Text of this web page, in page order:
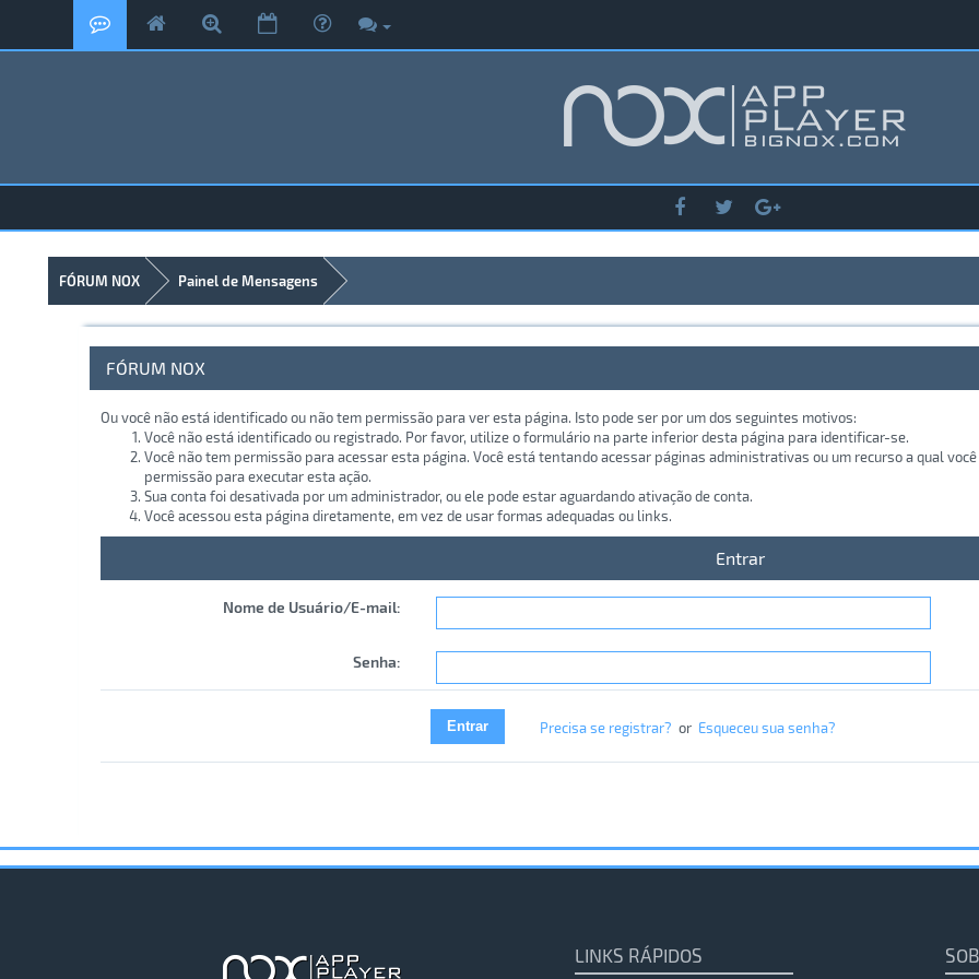
FÓRUM NOX Painel de Mensagens
FÓRUM NOX
Ou você não está identificado ou não tem permissão para ver esta página. Isto pode ser por um dos seguintes motivos:
Você não está identificado ou registrado. Por favor, utilize o formulário na parte inferior desta página para identificar-se.
Você não tem permissão para acessar esta página. Você está tentando acessar páginas administrativas ou um recurso a qual
permissão para executar esta ação.
Sua conta foi desativada por um administrador, ou ele pode estar aguardando ativação de conta.
Você acessou esta página diretamente, em vez de usar formas adequadas ou links.
Entrar
Nome de Usuário/E-mail:
Senha:
Precisa se registrar? or Esqueceu sua senha?
LINKS RÁPIDOS